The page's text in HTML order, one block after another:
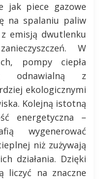
jak piece gazowe
na spalaniu paliw
emisją dwutlenku
W
pompy ciepła
odnawialną z
ekologicznymi
Kolejną istotną
energetyczna –
wygenerować
niż zużywają
działania. Dzięki
liczyć na znaczne